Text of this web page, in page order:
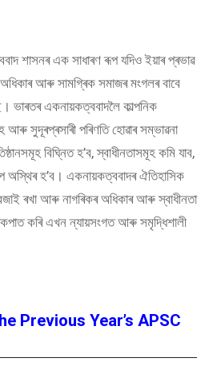
শাসনৰ এক সাধাৰণ ৰূপ যদিও ইয়াৰ প্ৰভাৱ
অধিকাৰ আৰু সামগ্ৰিক সমাজৰ মংগলৰ বাবে
ভাৰতৰ একনায়কত্ববাদলৈ কাল্পনিক
সুদূৰপ্ৰসাৰী পৰিণতি হোৱাৰ সম্ভাৱনা
বিঘ্নিত হ’ব, স্বাধীনতাসমূহ কমি যাব,
অস্থিৰ হ’ব। একনায়কত্ববাদৰ ঐতিহাসিক
ৰখা আৰু নাগৰিকৰ অধিকাৰ আৰু স্বাধীনতা
কৰি এখন ন্যায়সংগত আৰু সমৃদ্ধিশালী
Previous Year’s APSC